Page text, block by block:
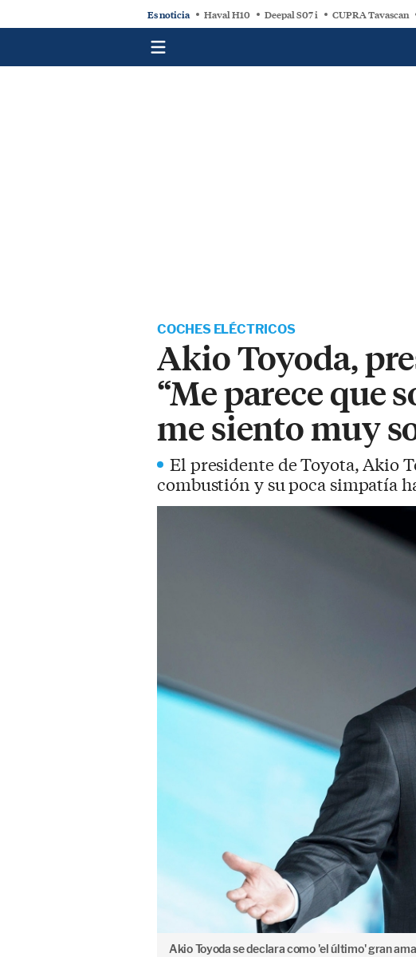
Es noticia Haval H10 Deepal S07 i CUPRA Tavascan
COCHES ELÉCTRICOS
Akio Toyoda,
“Me parece que
me siento muy
El presidente de Toyota, Akio
combustión y su poca simpatía
Akio Toyoda se declara como 'el último' gran